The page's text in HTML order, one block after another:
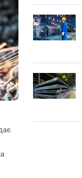
і
Ярославля
PwC
Продажі
автомобілів
в
липні
з
року
Ціни
на
котушку